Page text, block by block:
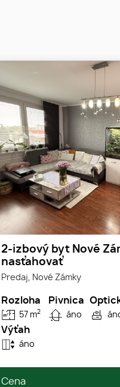
2-izbový byt Nové
nasťahovať
Predaj, Nové Zámky
Rozloha
57 m2
Pivnica
áno
Výťah
áno
Cena